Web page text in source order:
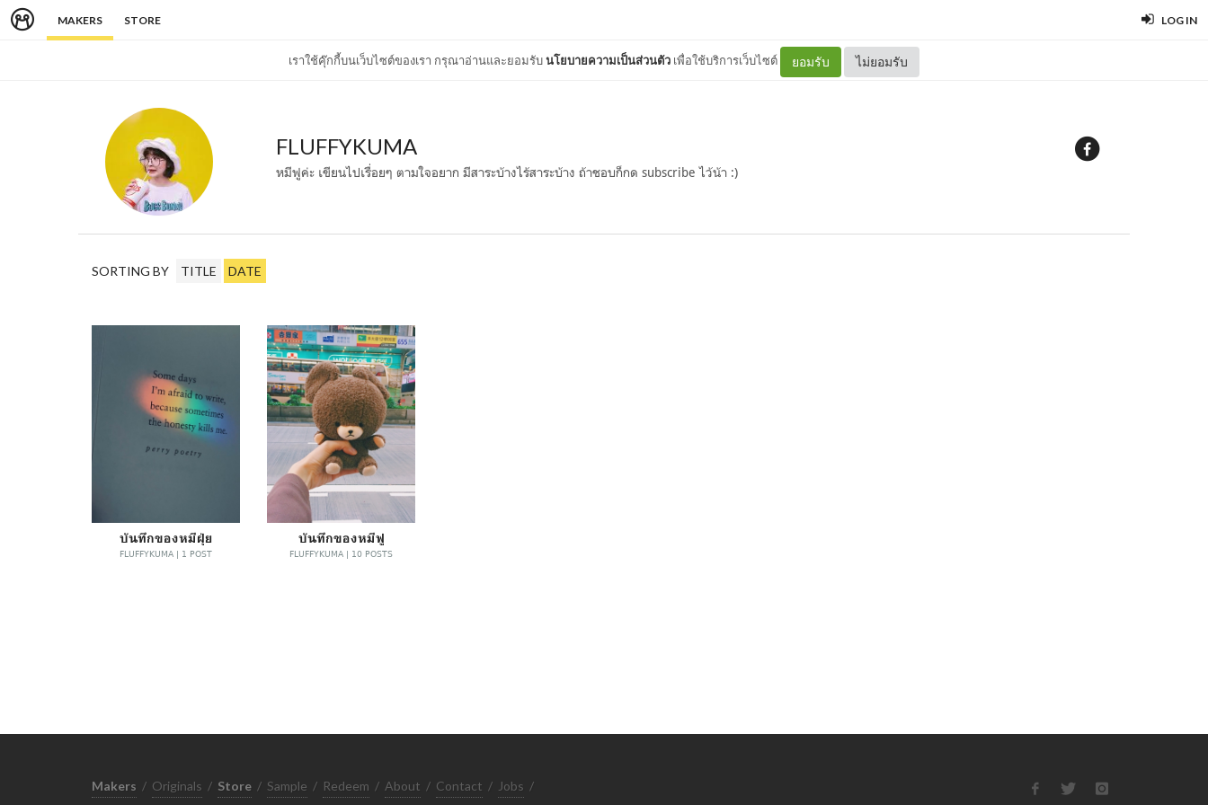
MAKERS STORE LOG IN
เราใช้คุ๊กกี้บนเว็บไซต์ของเรา กรุณาอ่านและยอมรับนโยบายความเป็นส่วนตัว เพื่อใช้บริการเว็บไซต์ ยอมรับ ไม่ยอมรับ
FLUFFYKUMA
หมีฟูค่ะ เขียนไปเรื่อยๆ ตามใจอยาก มีสาระบ้างไร้สาระบ้าง ถ้าชอบก็กด subscribe ไว้น้า :)
SORTING BY TITLE DATE
บันทึกของหมีฝุ่ย
FLUFFYKUMA | 1 POST
บันทึกของหมีฟู
FLUFFYKUMA | 10 POSTS
Makers / Originals / Store / Sample / Redeem / About / Contact / Jobs /